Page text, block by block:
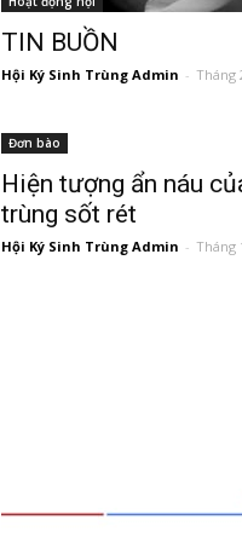
TIN BUỒN
Hội Ký Sinh Trùng Admin - Tháng
Đơn bào
Hiện tượng ẩn náu
trùng sốt rét
Hội Ký Sinh Trùng Admin - Tháng